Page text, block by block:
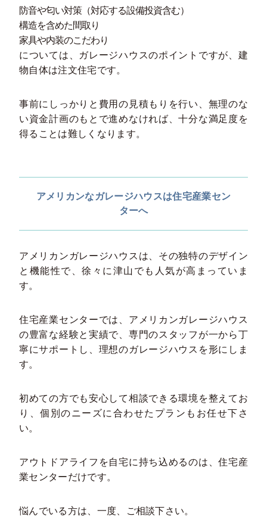
防音や匂い対策（対応する設備投資含む）
構造を含めた間取り
家具や内装のこだわり
については、ガレージハウスのポイントですが、建
物自体は注文住宅です。
事前にしっかりと費用の見積もりを行い、無理のな
い資金計画のもとで進めなければ、十分な満足度を
得ることは難しくなります。
アメリカンなガレージハウスは住宅産業セン
ターへ
アメリカンガレージハウスは、その独特のデザイン
と機能性で、徐々に津山でも人気が高まっていま
す。
住宅産業センターでは、アメリカンガレージハウス
の豊富な経験と実績で、専門のスタッフが一から丁
寧にサポートし、理想のガレージハウスを形にしま
す。
初めての方でも安心して相談できる環境を整えてお
り、個別のニーズに合わせたプランもお任せ下さ
い。
アウトドアライフを自宅に持ち込めるのは、住宅産
業センターだけです。
悩んでいる方は、一度、ご相談下さい。